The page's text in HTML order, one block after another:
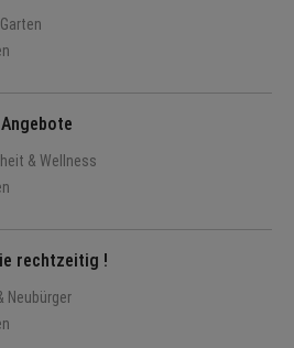
& Wellness
rechtzeitig !
Neubürger